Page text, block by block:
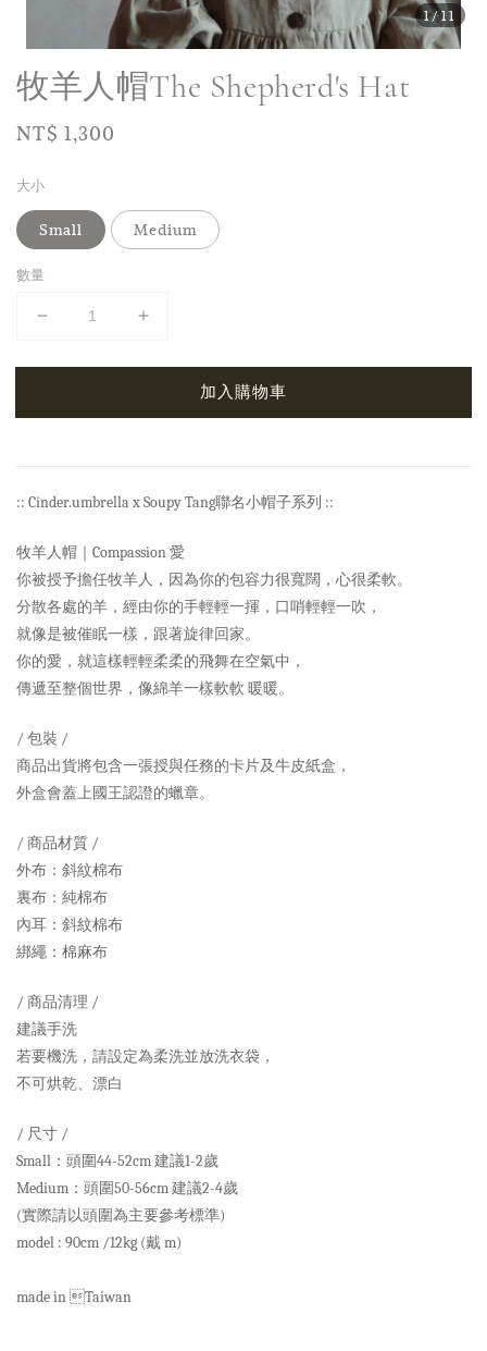
1/11
牧羊人帽The Shepherd's Hat
Regular
NT$ 1,300
大小
Small Medium
數量
加入購物車
:: Cinder.umbrella x Soupy Tang聯名小帽子系列 ::
牧羊人帽｜Compassion 愛
你被授予擔任牧羊人，因為你的包容力很寬闊，心很柔軟。
分散各處的羊，經由你的手輕輕一揮，口哨輕輕一吹，
就像是被催眠一樣，跟著旋律回家。
你的愛，就這樣輕輕柔柔的飛舞在空氣中，
傳遞至整個世界，像綿羊一樣軟軟 暖暖。
/ 包裝 /
商品出貨將包含一張授與任務的卡片及牛皮紙盒，
外盒會蓋上國王認證的蠟章。
/ 商品材質 /
外布：斜紋棉布
裏布：純棉布
內耳：斜紋棉布
綁繩：棉麻布
/ 商品清理 /
建議手洗
若要機洗，請設定為柔洗並放洗衣袋，
不可烘乾、漂白
/ 尺寸 /
Small：頭圍44-52cm 建議1-2歲
Medium：頭圍50-56cm 建議2-4歲
(實際請以頭圍為主要參考標準)
model : 90cm /12kg (戴 m)
made in Taiwan